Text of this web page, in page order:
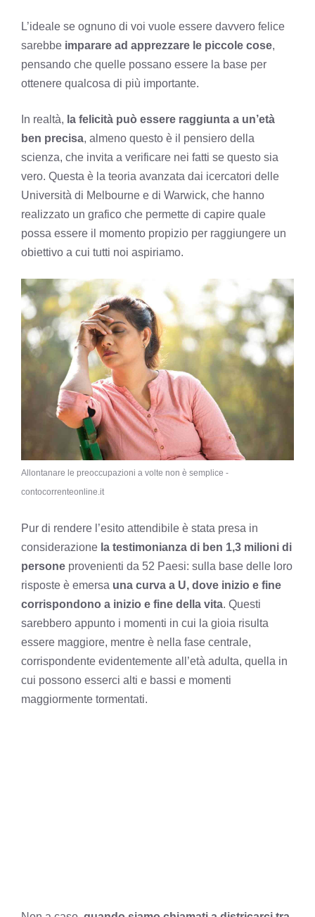
L’ideale se ognuno di voi vuole essere davvero felice
sarebbe imparare ad apprezzare le piccole cose,
pensando che quelle possano essere la base per
ottenere qualcosa di più importante.
In realtà, la felicità può essere raggiunta a un’età
ben precisa, almeno questo è il pensiero della
scienza, che invita a verificare nei fatti se questo sia
vero. Questa è la teoria avanzata dai icercatori delle
Università di Melbourne e di Warwick, che hanno
realizzato un grafico che permette di capire quale
possa essere il momento propizio per raggiungere un
obiettivo a cui tutti noi aspiriamo.
Allontanare le preoccupazioni a volte non è semplice -
contocorrenteonline.it
Pur di rendere l’esito attendibile è stata presa in
considerazione la testimonianza di ben 1,3 milioni di
persone provenienti da 52 Paesi: sulla base delle loro
risposte è emersa una curva a U, dove inizio e fine
corrispondono a inizio e fine della vita. Questi
sarebbero appunto i momenti in cui la gioia risulta
essere maggiore, mentre è nella fase centrale,
corrispondente evidentemente all’età adulta, quella in
cui possono esserci alti e bassi e momenti
maggiormente tormentati.